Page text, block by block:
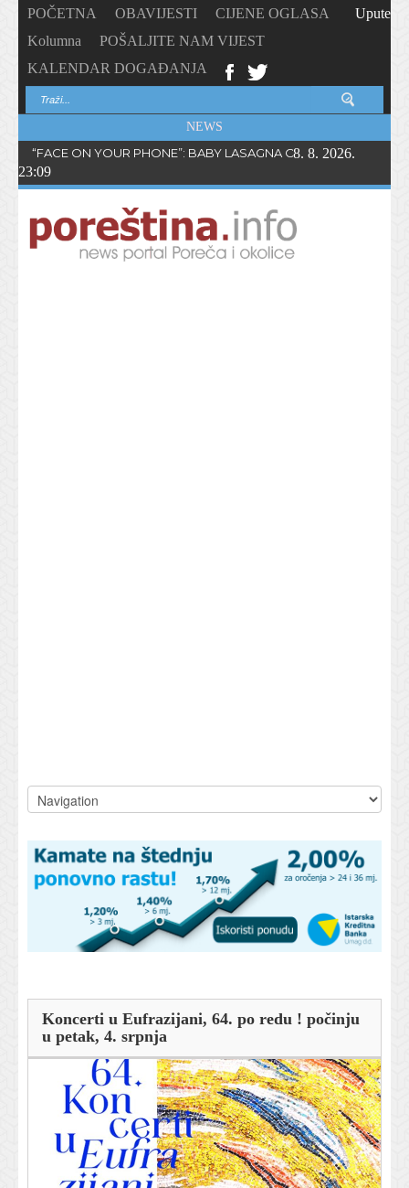
POČETNA OBAVIJESTI
CIJENE OGLASA
Kolumna
POŠALJITE NAM VIJEST
KALENDAR DOGAĐANJA
Upute
NEWS
“FACE ON YOUR PHONE”: BABY LASAGNA OBJAVIO NOVI
8. 8. 2026.
23:09
Koncerti u Eufrazijani, 64. po redu ! počinju
u petak, 4. srpnja